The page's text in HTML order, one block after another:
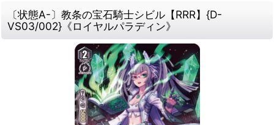
〔状態A-〕教条の宝石騎士シビル【RRR】{D-
VS03/002}《ロイヤルパラディン》